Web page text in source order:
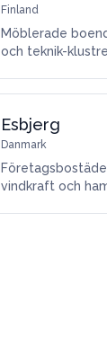
Finland
Möblerade
och teknik-
Esbjerg
Danmark
vindkraft och